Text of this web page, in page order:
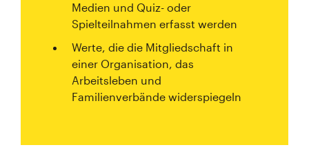
Medien und Quiz- oder
Spielteilnahmen erfasst werden
Werte, die die Mitgliedschaft in
einer Organisation, das
Arbeitsleben und
Familienverbände widerspiegeln